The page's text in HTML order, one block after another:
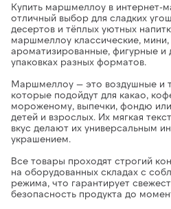
Купить маршмеллоу в интернет-
отличный выбор для сладких
десертов и тёплых уютных
маршмеллоу классические, мини,
ароматизированные, фигурные и
упаковках разных форматов.
Маршмеллоу — это воздушные и
которые подойдут для какао,
мороженому, выпечки, фондю
детей и взрослых. Их мягкая
вкус делают их универсальным
украшением.
Все товары проходят строгий
на оборудованных складах с
режима, что гарантирует
безопасность продукта до